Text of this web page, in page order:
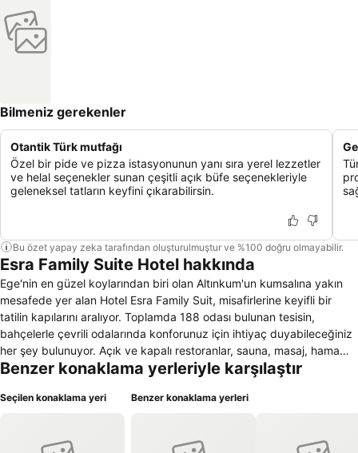
Bilmeniz gerekenler
Otantik Türk mutfağı
Özel bir pide ve pizza istasyonunun yanı sıra yerel lezzetler
ve helal seçenekler sunan çeşitli açık büfe seçenekleriyle
geleneksel tatların keyfini çıkarabilirsin.
Bu özet yapay zeka tarafından oluşturulmuştur ve %100 doğru olmayabilir.
Esra Family Suite Hotel hakkında
Ege'nin en güzel koylarından biri olan Altınkum'un kumsalına yakın
mesafede yer alan Hotel Esra Family Suit, misafirlerine keyifli bir
tatilin kapılarını aralıyor. Toplamda 188 odası bulunan tesisin,
bahçelerle çevrili odalarında konforunuz için ihtiyaç duyabileceğiniz
her şey bulunuyor. Açık ve kapalı restoranlar, sauna, masaj, hamam,
çocuklar ve yetişkinler için havuzlar, eğlenceli su kaydırakları ve
merkezinde bulunan mekanlarda eğlenebilirsiniz. Tesis; Bodrum
Benzer konaklama yerleriyle karşılaştır
Seçilen konaklama yeri Benzer konaklama yerleri